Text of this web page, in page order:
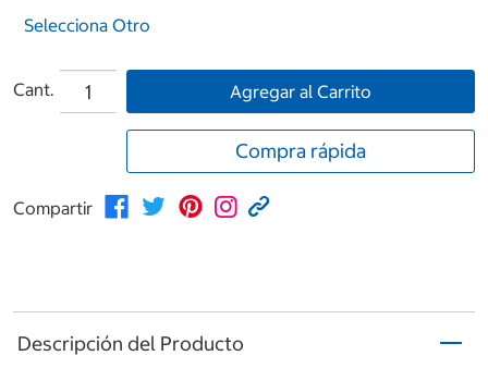
Selecciona Otro
Cant. Agregar al Carrito
Compra rápida
Compartir
Descripción del Producto